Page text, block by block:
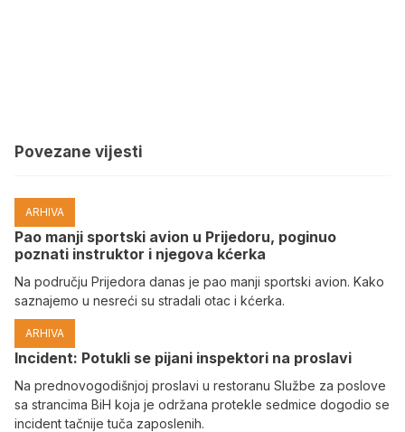
Povezane vijesti
ARHIVA
Pao manji sportski avion u Prijedoru, poginuo
poznati instruktor i njegova kćerka
Na području Prijedora danas je pao manji sportski avion. Kako
saznajemo u nesreći su stradali otac i kćerka.
ARHIVA
Incident: Potukli se pijani inspektori na proslavi
Na prednovogodišnjoj proslavi u restoranu Službe za poslove
sa strancima BiH koja je održana protekle sedmice dogodio se
incident tačnije tuča zaposlenih.